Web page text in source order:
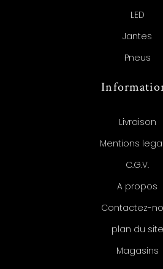
LED
Jantes
Pneus
Livraison
Mentions
C.G.V.
A propos
Contactez-
plan du site
Magasins